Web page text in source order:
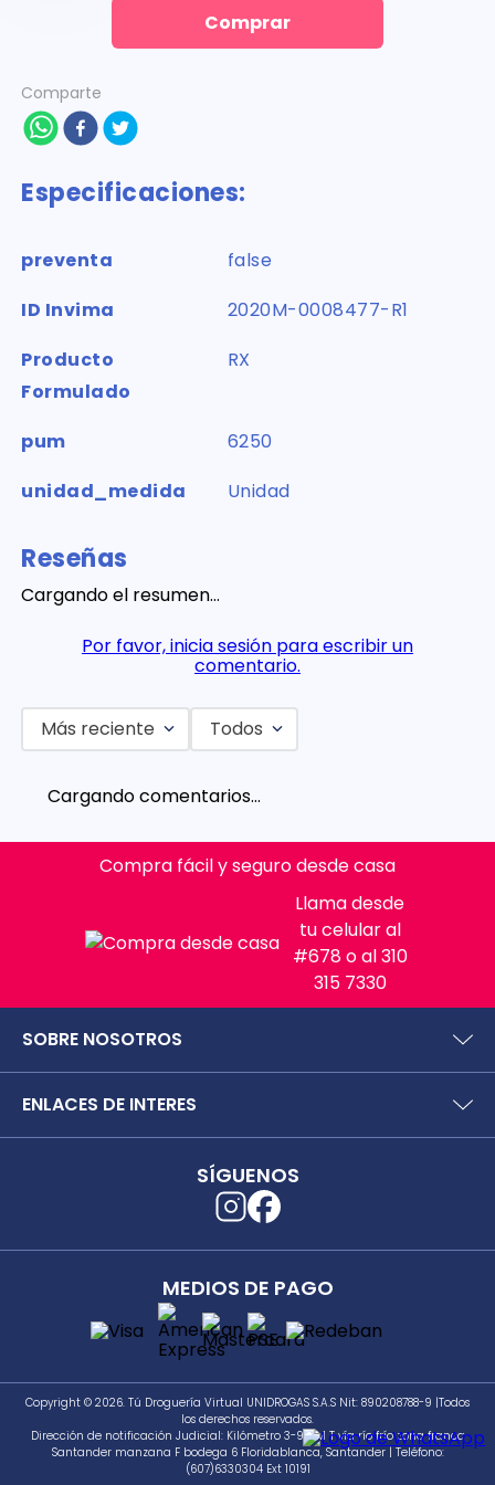
Comprar
Comparte
Especificaciones:
preventa
false
ID Invima
2020M-0008477-R1
Producto
Formulado
RX
pum
6250
unidad_medida
Unidad
Reseñas
Cargando el resumen…
Por favor, inicia sesión para escribir un
comentario.
Más reciente Todos
Cargando comentarios…
Compra fácil y seguro desde casa
Llama desde
tu celular al
#678 o al 310
315 7330
SOBRE NOSOTROS
Preguntas frecuentes
Políticas y términos de uso
Términos y condiciones puntos saludables
Separata digital
ENLACES DE INTERES
Secretaría de Salud de Antioquia
Unidrogas S.A.S.
Cómo hacer un pedido en TDV
SÍGUENOS
MEDIOS DE PAGO
Copyright © 2026. Tú Droguería Virtual UNIDROGAS S.A.S Nit: 890208788-9 |Todos
los derechos reservados.
Dirección de notificación Judicial: Kilómetro 3-981 M T vía río frío zona franca
Santander manzana F bodega 6 Floridablanca, Santander | Teléfono:
(607)6330304 Ext 10191